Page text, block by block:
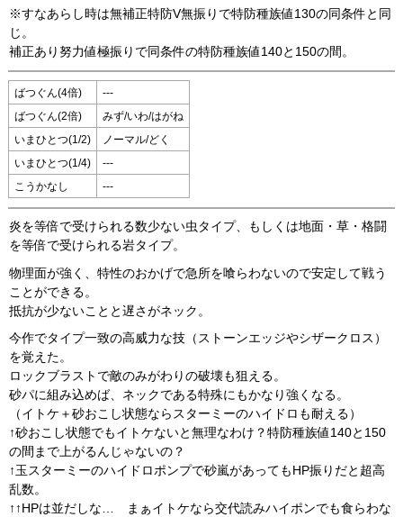
※すなあらし時は無補正特防V無振りで特防種族値130の同条件と同
じ。
補正あり努力値極振りで同条件の特防種族値140と150の間。
ばつぐん(4倍) ---
ばつぐん(2倍) みず/いわ/はがね
いまひとつ(1/2) ノーマル/どく
いまひとつ(1/4) ---
こうかなし ---
炎を等倍で受けられる数少ない虫タイプ、もしくは地面・草・格闘
を等倍で受けられる岩タイプ。
物理面が強く、特性のおかげで急所を喰らわないので安定して戦う
ことができる。
抵抗が少ないことと遅さがネック。
今作でタイプ一致の高威力な技（ストーンエッジやシザークロス）
を覚えた。
ロックブラストで敵のみがわりの破壊も狙える。
砂パに組み込めば、ネックである特殊にもかなり強くなる。
（イトケ＋砂おこし状態ならスターミーのハイドロも耐える）
↑砂おこし状態でもイトケないと無理なわけ？特防種族値140と150
の間まで上がるんじゃないの？
↑玉スターミーのハイドロポンプで砂嵐があってもHP振りだと超高
乱数。
↑↑HPは並だしな… まぁイトケなら交代読みハイポンでも食らわな